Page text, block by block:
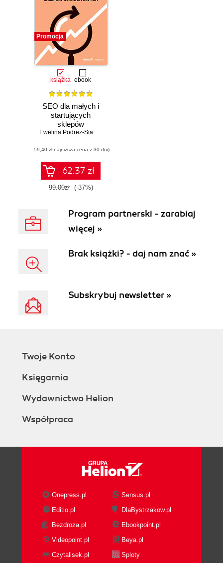
Promocja
książka ebook
SEO dla małych i
startujących
sklepów
internetowychEwelina Podrez-Siama
(59,40 zł najniższa cena z 30 dni)
62.37 zł
99.00zł (-37%)
Program partnerski - zarabiaj
więcej »
Brak książki? - daj nam znać »
Subskrybuj newsletter »
Twoje Konto
Księgarnia
Wydawnictwo Helion
Współpraca
Onepress.pl
Sensus.pl
Editio.pl
DlaBystrzakow.pl
Bezdroza.pl
Ebookpoint.pl
Videopoint.pl
Beya.pl
Czytalisek.pl
Sploty